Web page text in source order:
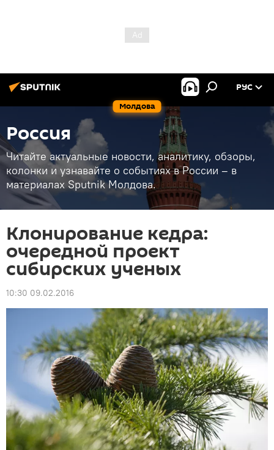
Молдова
РУС
Россия
Читайте актуальные новости, аналитику, обзоры,
колонки и узнавайте о событиях в России – в
материалах Sputnik Молдова.
Клонирование кедра:
очередной проект
сибирских ученых
10:30 09.02.2016